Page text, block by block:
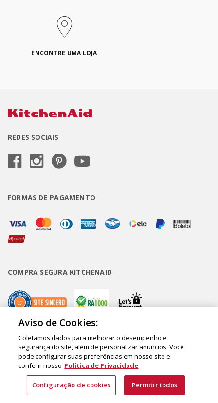
ENCONTRE UMA LOJA
REDES SOCIAIS
FORMAS DE PAGAMENTO
COMPRA SEGURA KITCHENAID
Copyright • BUD Comércio de Eletrodomésticos Ltda. ® 2020 - CNPJ
62.058.318/0007-76. - Inscrição Municipal/Estadual 148.044.198.118 Sede:
Rua Olympia Semeraro, 675 - Jardim Santa Emília - CEP 04183-090 - São
Paulo - SP - Brasil
Aviso de Cookies:
Coletamos dados para melhorar o desempenho e
segurança do site, além de personalizar anúncios. Você
pode configurar suas preferências em nosso site e
conferir nosso Política de Privacidade
Configuração de cookies Permitir todos